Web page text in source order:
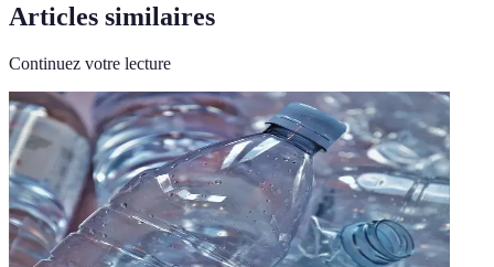
Articles similaires
Continuez votre lecture